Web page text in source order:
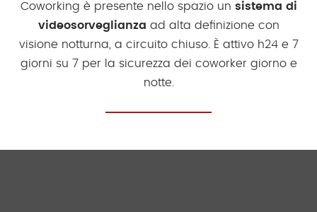
Coworking è presente nello spazio un sistema di
videosorveglianza ad alta definizione con
visione notturna, a circuito chiuso. È attivo h24 e 7
giorni su 7 per la sicurezza dei coworker giorno e
notte.